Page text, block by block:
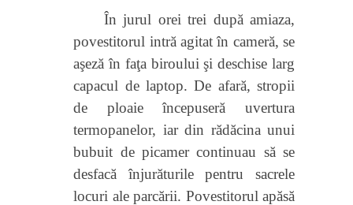
În jurul orei trei după amiaza,
povestitorul intră agitat în cameră, se
aşeză în faţa biroului şi deschise larg
capacul de laptop. De afară, stropii
de ploaie începuseră uvertura
termopanelor, iar din rădăcina unui
bubuit de picamer continuau să se
desfacă înjurăturilepentru
sacrele
locuri ale parcării. Povestitorul apăsă